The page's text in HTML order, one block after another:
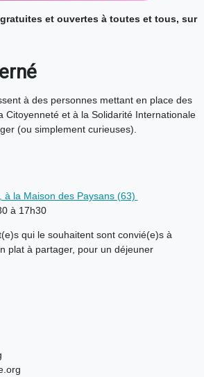
et ouvertes à toutes et tous, sur
à des personnes mettant en place des
Citoyenneté et à la Solidarité Internationale
(ou simplement curieuses).
à la Maison des Paysans (63)
à 17h30
qui le souhaitent sont convié(e)s à
plat à partager, pour un déjeuner